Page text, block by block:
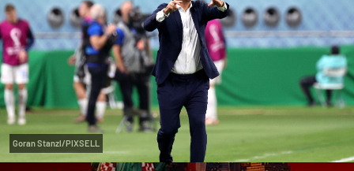
Goran Stanzl/PIXSELL